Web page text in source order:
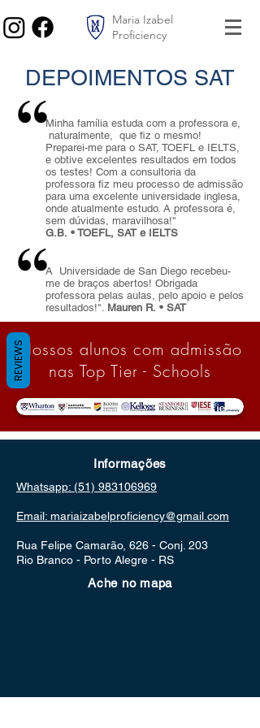
Maria Izabel
Proficiency
DEPOIMENTOS SAT
Minha família estuda com a professora e,
naturalmente, que fiz o mesmo!
Preparei-me para o SAT, TOEFL e IELTS,
e obtive excelentes resultados em todos
os testes! Com a consultoria da
professora fiz meu processo de admissão
para uma excelente universidade inglesa,
onde atualmente estudo. A professora é,
sem dúvidas, maravilhosa!"
G.B. • TOEFL, SAT e IELTS
A Universidade de San Diego recebeu-
me de braços abertos! Obrigada
professora pelas aulas, pelo apoio e pelos
resultados!". Mauren R. • SAT
Nossos alunos com admissão
nas Top Tier - Schools
Informações
Whatsapp: (51) 983106969
Email: mariaizabelproficiency@gmail.com
Rua Felipe Camarão, 626 - Conj. 203
Rio Branco - Porto Alegre - RS
Ache no mapa
REVIEWS